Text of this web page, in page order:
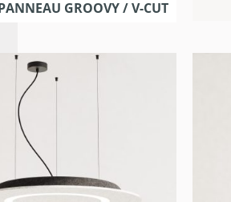
GROOVY / V-CUT